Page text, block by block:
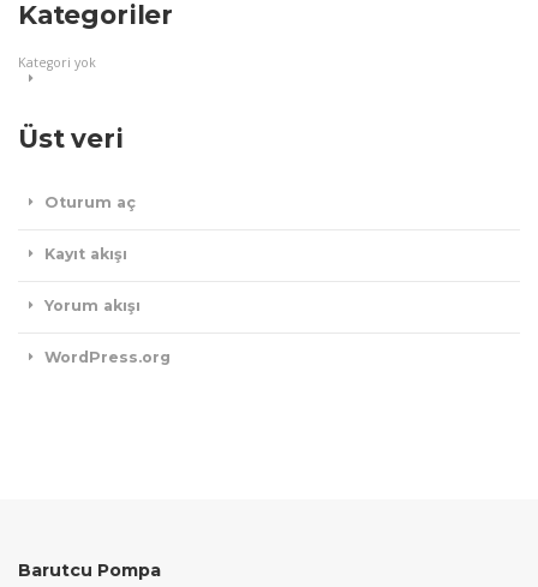
Kategoriler
Kategori yok
Üst veri
Oturum aç
Kayıt akışı
Yorum akışı
WordPress.org
Barutcu Pompa